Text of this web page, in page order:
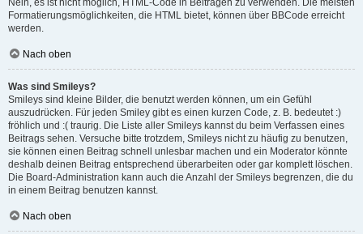
Nein, es ist nicht möglich, HTML-Code in Beiträgen zu verwenden. Die meisten
Formatierungsmöglichkeiten, die HTML bietet, können über BBCode erreicht
werden.
Nach oben
Was sind Smileys?
Smileys sind kleine Bilder, die benutzt werden können, um ein Gefühl
auszudrücken. Für jeden Smiley gibt es einen kurzen Code, z. B. bedeutet :)
fröhlich und :( traurig. Die Liste aller Smileys kannst du beim Verfassen eines
Beitrags sehen. Versuche bitte trotzdem, Smileys nicht zu häufig zu benutzen,
sie können einen Beitrag schnell unlesbar machen und ein Moderator könnte
deshalb deinen Beitrag entsprechend überarbeiten oder gar komplett löschen.
Die Board-Administration kann auch die Anzahl der Smileys begrenzen, die du
in einem Beitrag benutzen kannst.
Nach oben